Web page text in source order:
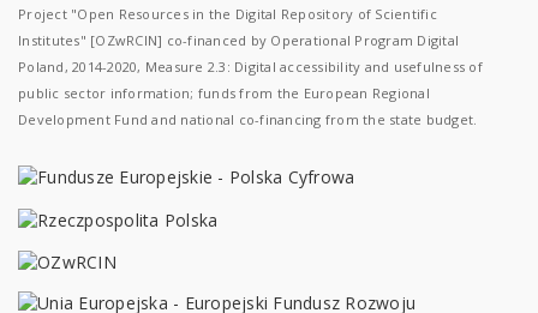
Project "Open Resources in the Digital Repository of Scientific
Institutes" [OZwRCIN] co-financed by Operational Program Digital
Poland, 2014-2020, Measure 2.3: Digital accessibility and usefulness of
public sector information; funds from the European Regional
Development Fund and national co-financing from the state budget.